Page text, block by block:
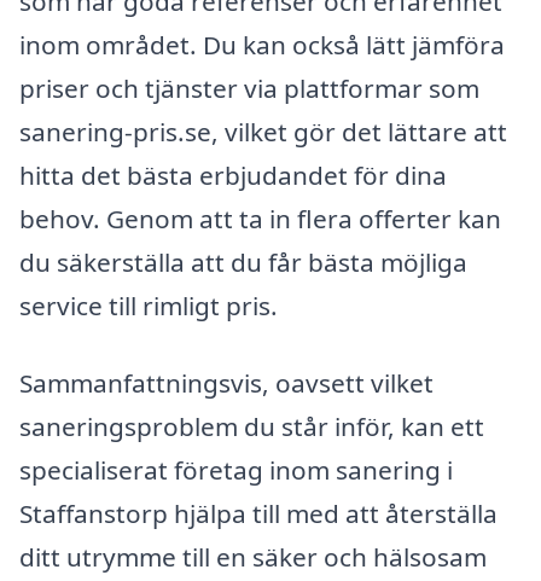
inom området. Du kan också lätt jämföra
priser och tjänster via plattformar som
sanering-pris.se, vilket gör det lättare att
hitta det bästa erbjudandet för dina
behov. Genom att ta in flera offerter kan
du säkerställa att du får bästa möjliga
service till rimligt pris.
Sammanfattningsvis, oavsett vilket
saneringsproblem du står inför, kan ett
specialiserat företag inom sanering i
Staffanstorp hjälpa till med att återställa
ditt utrymme till en säker och hälsosam